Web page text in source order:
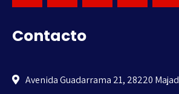
Contacto
Avenida Guadarrama 21, 28220